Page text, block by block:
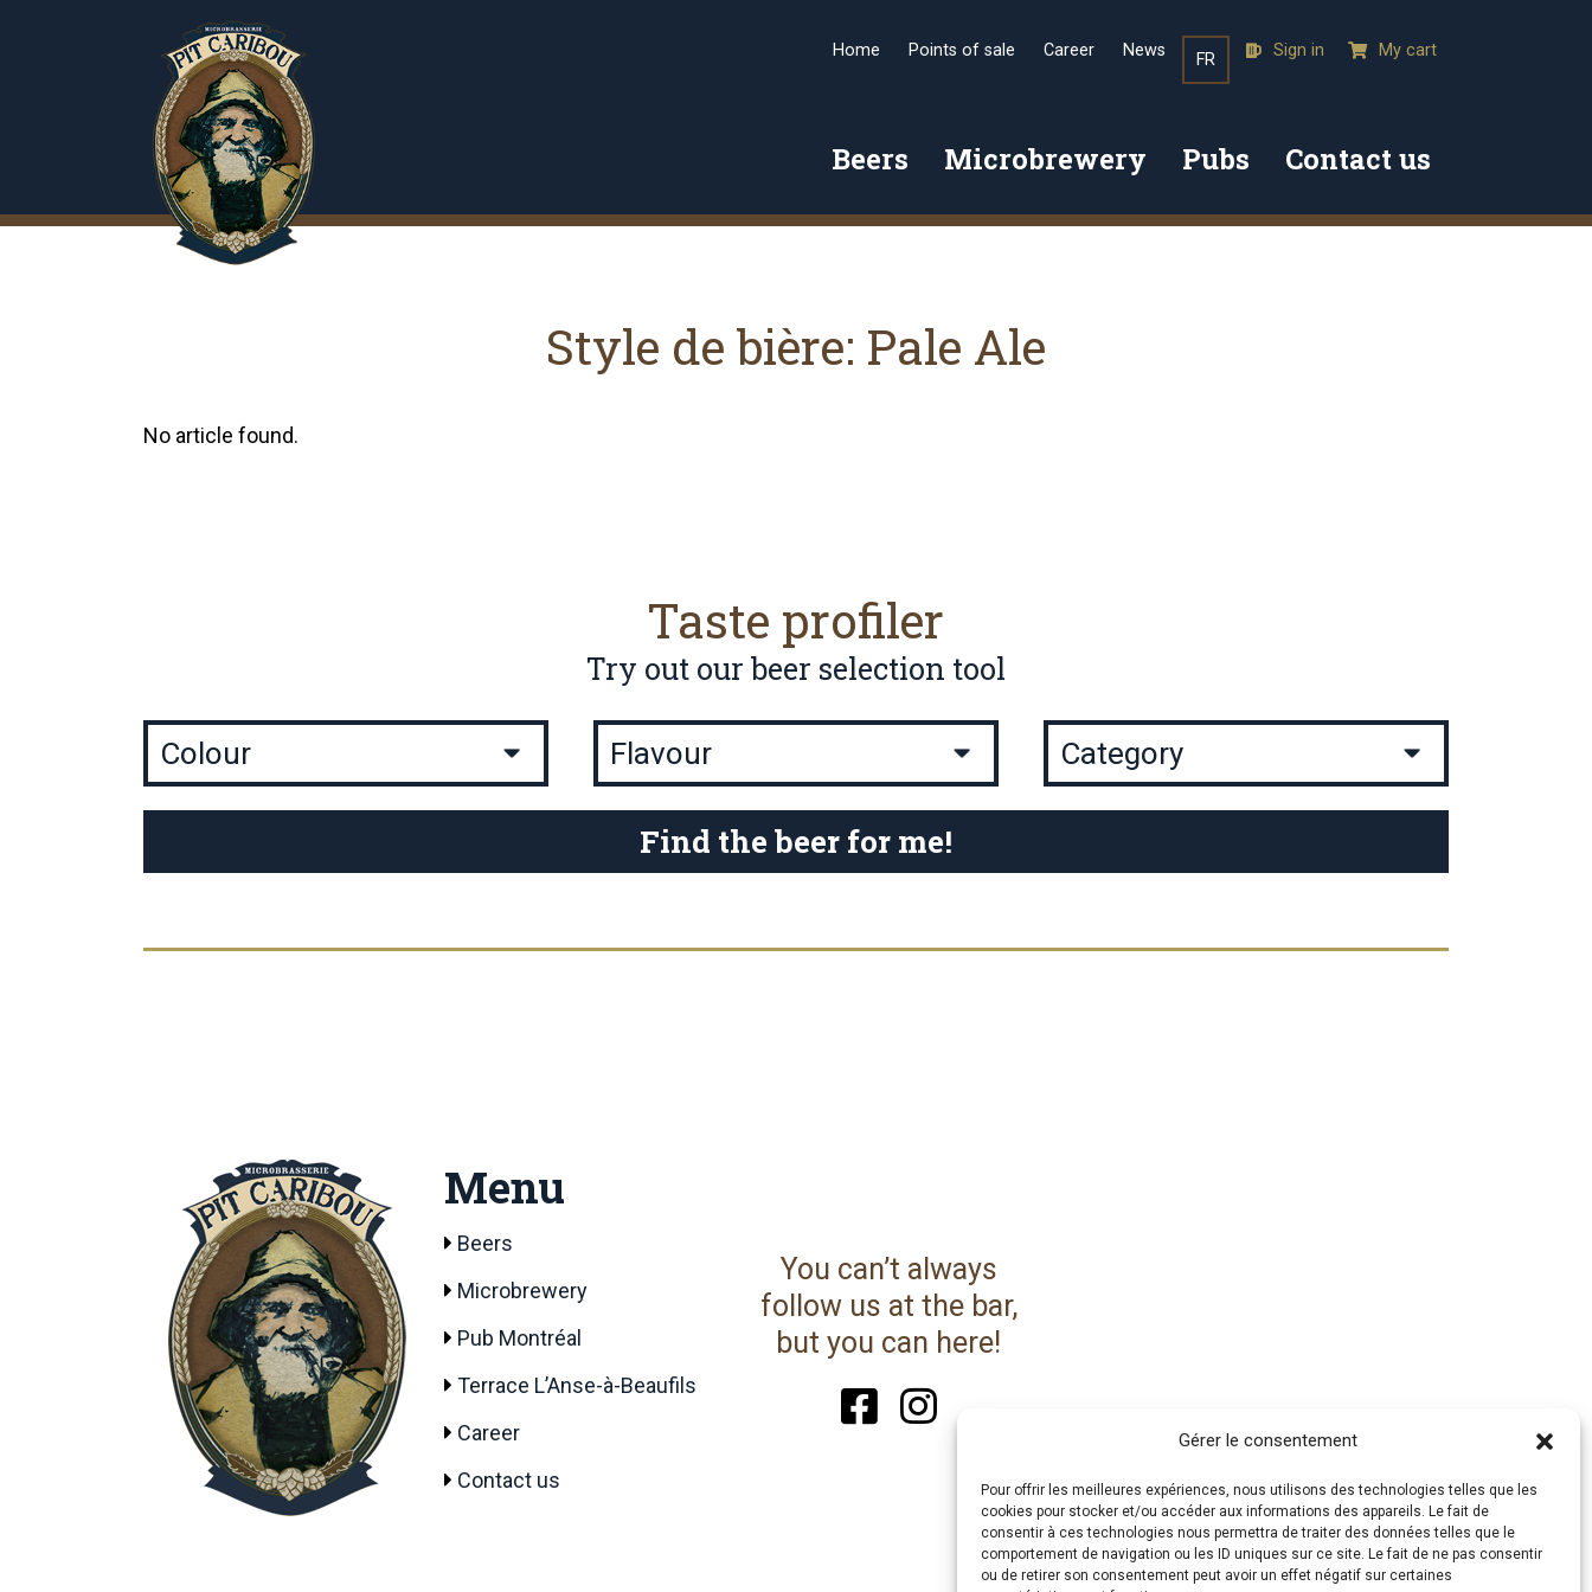
Gérer le consentement
Pour offrir les meilleures expériences, nous utilisons des technologies telles que les
cookies pour stocker et/ou accéder aux informations des appareils. Le fait de
consentir à ces technologies nous permettra de traiter des données telles que le
comportement de navigation ou les ID uniques sur ce site. Le fait de ne pas consentir
ou de retirer son consentement peut avoir un effet négatif sur certaines
Home Points of sale Career News FR Sign in My cart
Beers Microbrewery Pubs Contact us
Style de bière: Pale Ale
No article found.
Taste profiler
Try out our beer selection tool
Find the beer for me!
Menu
Beers
Microbrewery
Pub Montréal
Terrace L’Anse-à-Beaufils
Career
Contact us
You can’t always
follow us at the bar,
but you can here!